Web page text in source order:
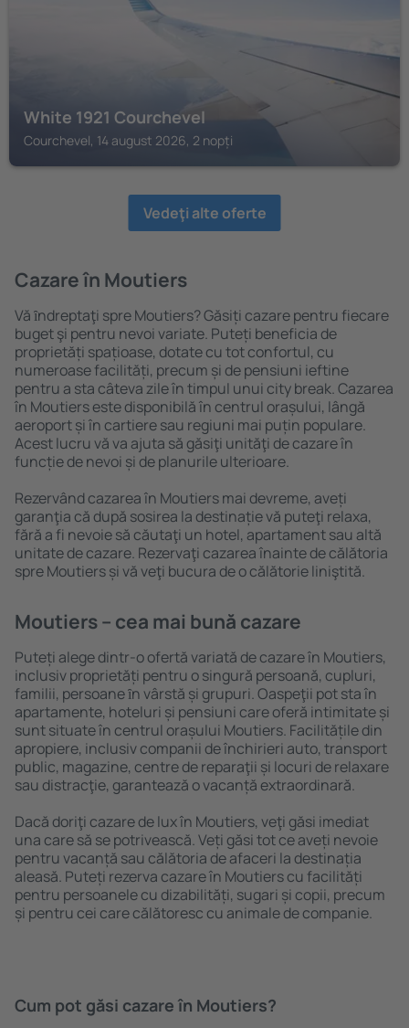
White 1921 Courchevel
Courchevel, 14 august 2026, 2 nopți
Vedeţi alte oferte
Cazare în Moutiers
Vă ȋndreptaţi spre Moutiers? Găsiți cazare pentru fiecare
buget şi pentru nevoi variate. Puteți beneficia de
proprietăți spațioase, dotate cu tot confortul, cu
numeroase facilități, precum și de pensiuni ieftine
pentru a sta câteva zile în timpul unui city break. Cazarea
în Moutiers este disponibilă în centrul orașului, lângă
aeroport și în cartiere sau regiuni mai puțin populare.
Acest lucru vă va ajuta să găsiţi unităţi de cazare în
funcție de nevoi și de planurile ulterioare.
Rezervând cazarea în Moutiers mai devreme, aveți
garanţia că după sosirea la destinație vă puteţi relaxa,
fără a fi nevoie să căutaţi un hotel, apartament sau altă
unitate de cazare. Rezervaţi cazarea înainte de călătoria
spre Moutiers și vă veţi bucura de o călătorie liniştită.
Moutiers – cea mai bună cazare
Puteți alege dintr-o ofertă variată de cazare în Moutiers,
inclusiv proprietăți pentru o singură persoană, cupluri,
familii, persoane ȋn vârstă și grupuri. Oaspeţii pot sta în
apartamente, hoteluri și pensiuni care oferă intimitate și
sunt situate în centrul orașului Moutiers. Facilitățile din
apropiere, inclusiv companii de închirieri auto, transport
public, magazine, centre de reparaţii și locuri de relaxare
sau distracţie, garantează o vacanță extraordinară.
Dacă doriţi cazare de lux în Moutiers, veţi găsi imediat
una care să se potrivească. Veți găsi tot ce aveți nevoie
pentru vacanță sau călătoria de afaceri la destinația
aleasă. Puteți rezerva cazare în Moutiers cu facilități
pentru persoanele cu dizabilități, sugari și copii, precum
și pentru cei care călătoresc cu animale de companie.
Cum pot găsi cazare în Moutiers?